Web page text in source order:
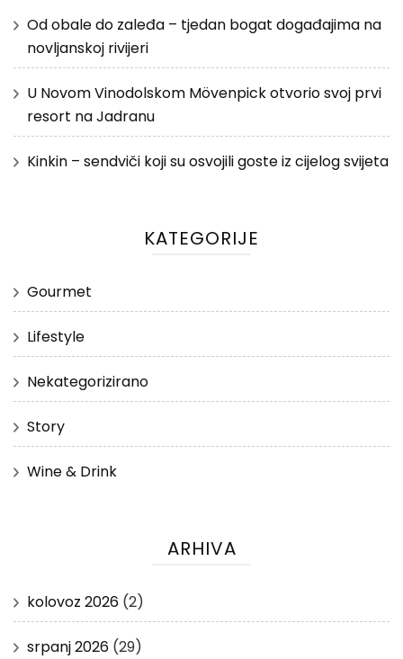
Od obale do zaleđa – tjedan bogat događajima na
novljanskoj rivijeri
U Novom Vinodolskom Mövenpick otvorio svoj prvi
resort na Jadranu
Kinkin – sendviči koji su osvojili goste iz cijelog svijeta
KATEGORIJE
Gourmet
Lifestyle
Nekategorizirano
Story
Wine & Drink
ARHIVA
kolovoz 2026 (2)
srpanj 2026 (29)